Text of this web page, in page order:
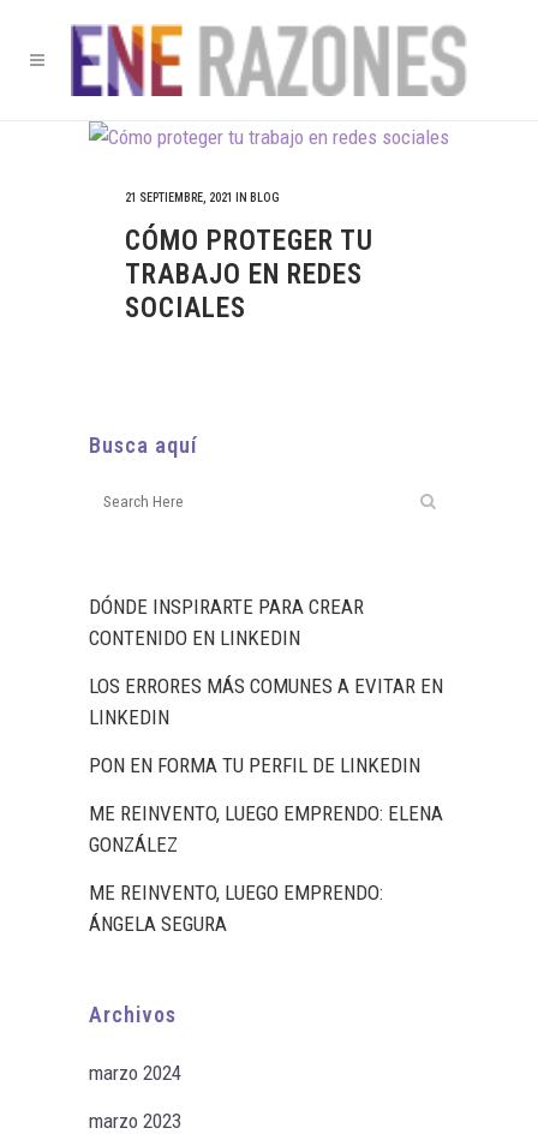
21 SEPTIEMBRE, 2021 IN BLOG
CÓMO PROTEGER TU
TRABAJO EN REDES
SOCIALES
Busca aquí
DÓNDE INSPIRARTE PARA CREAR
CONTENIDO EN LINKEDIN
LOS ERRORES MÁS COMUNES A EVITAR EN
LINKEDIN
PON EN FORMA TU PERFIL DE LINKEDIN
ME REINVENTO, LUEGO EMPRENDO: ELENA
GONZÁLEZ
ME REINVENTO, LUEGO EMPRENDO:
ÁNGELA SEGURA
Archivos
marzo 2024
marzo 2023